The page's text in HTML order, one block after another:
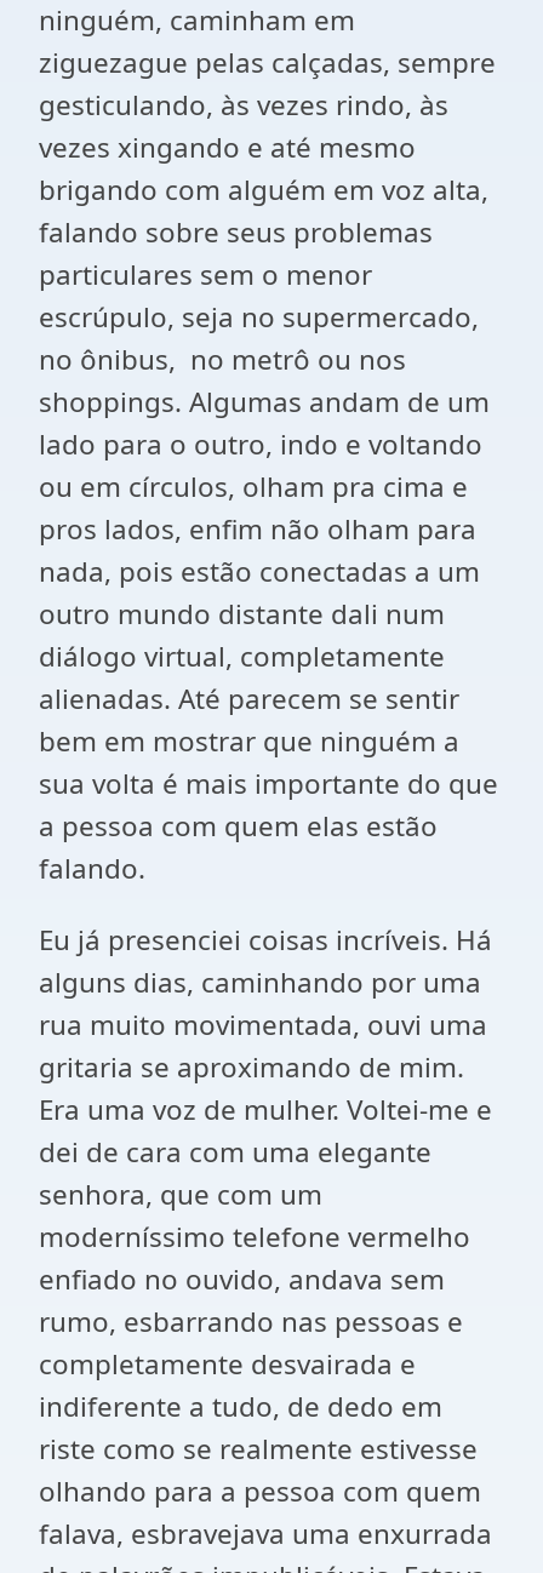
ninguém, caminham em
ziguezague pelas calçadas, sempre
gesticulando, às vezes rindo, às
vezes xingando e até mesmo
brigando com alguém em voz alta,
falando sobre seus problemas
particulares sem o menor
escrúpulo, seja no supermercado,
no ônibus, no metrô ou nos
shoppings. Algumas andam de um
lado para o outro, indo e voltando
ou em círculos, olham pra cima e
pros lados, enfim não olham para
nada, pois estão conectadas a um
outro mundo distante dali num
diálogo virtual, completamente
alienadas. Até parecem se sentir
bem em mostrar que ninguém a
sua volta é mais importante do que
a pessoa com quem elas estão
falando.
Eu já presenciei coisas incríveis. Há
alguns dias, caminhando por uma
rua muito movimentada, ouvi uma
gritaria se aproximando de mim.
Era uma voz de mulher. Voltei-me e
dei de cara com uma elegante
senhora, que com um
moderníssimo telefone vermelho
enfiado no ouvido, andava sem
rumo, esbarrando nas pessoas e
completamente desvairada e
indiferente a tudo, de dedo em
riste como se realmente estivesse
olhando para a pessoa com quem
falava, esbravejava uma enxurrada